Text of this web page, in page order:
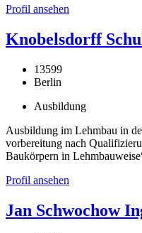
Profil ansehen
Knobelsdorff
13599
Berlin
Ausbildung
Ausbildung im Lehmbau in
vorbereitung nach
Baukörpern in
Profil ansehen
Jan Schwochow